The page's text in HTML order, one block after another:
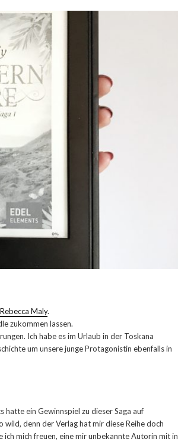
Maly.
zukommen lassen.
Ich habe es im Urlaub in der Toskana
um unsere junge Protagonistin ebenfalls in
hatte ein Gewinnspiel zu dieser Saga auf
wild, denn der Verlag hat mir diese Reihe doch
mich freuen, eine mir unbekannte Autorin mit in